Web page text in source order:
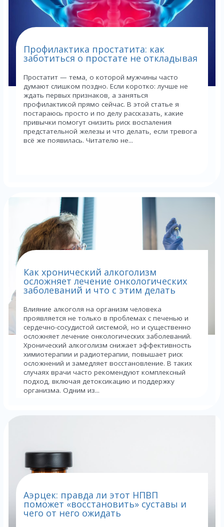
Профилактика простатита: как
заботиться о простате не откладывая
Простатит — тема, о которой мужчины часто
думают слишком поздно. Если коротко: лучше не
ждать первых признаков, а заняться
профилактикой прямо сейчас. В этой статье я
постараюсь просто и по делу рассказать, какие
привычки помогут снизить риск воспаления
предстательной железы и что делать, если тревога
всё же появилась. Читателю не...
Как хронический алкоголизм
осложняет лечение онкологических
заболеваний и что с этим делать
Влияние алкоголя на организм человека
проявляется не только в проблемах с печенью и
сердечно-сосудистой системой, но и существенно
осложняет лечение онкологических заболеваний.
Хронический алкоголизм снижает эффективность
химиотерапии и радиотерапии, повышает риск
осложнений и замедляет восстановление. В таких
случаях врачи часто рекомендуют комплексный
подход, включая детоксикацию и поддержку
организма. Одним из...
Аэрцек: правда ли этот НПВП
поможет «восстановить» суставы и
чего от него ожидать